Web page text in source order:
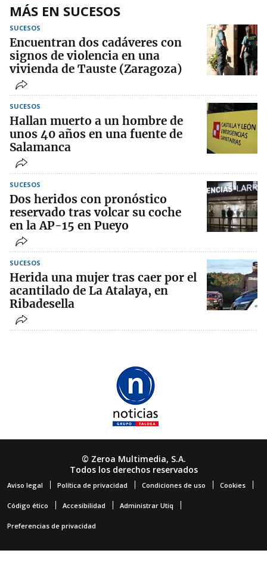
MÁS EN SUCESOS
SUCESOS
Encuentran dos cadáveres con
signos de violencia en una
vivienda de Tauste (Zaragoza)
SUCESOS
Hallan muerto a un hombre de
unos 40 años en una fuente de
Salamanca
SUCESOS
Dos heridos con pronóstico
reservado tras volcar su coche
en la AP-15 en Pueyo
SUCESOS
Herida una mujer tras caer por el
acantilado de La Atalaya, en
Ribadesella
© Zeroa Multimedia, S.A.
Todos los derechos reservados
Aviso legal Política de privacidad Condiciones de uso Cookies
Código ético Accesibilidad Administrar Utiq
Preferencias de privacidad